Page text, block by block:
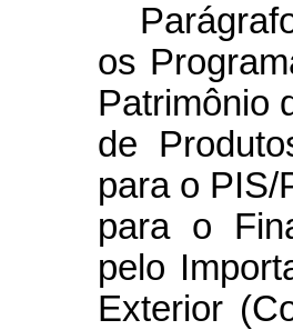
os
Patrimônio
de
para o PIS/
para o
pelo
Exterior